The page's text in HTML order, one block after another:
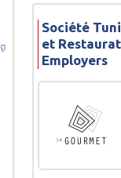
Société
et
Employers